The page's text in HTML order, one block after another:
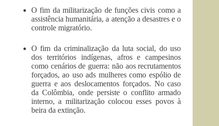
O fim da militarização de funções civis como a
assistência humanitária, a atenção a desastres e o
controle migratório.
O fim da criminalização da luta social, do uso
dos territórios indígenas, afros e campesinos
como cenários de guerra: não aos recrutamentos
forçados, ao uso ads mulheres como espólio de
guerra e aos deslocamentos forçados. No caso
da Colômbia, onde persiste o conflito armado
interno, a militarização colocou esses povos à
beira da extinção.